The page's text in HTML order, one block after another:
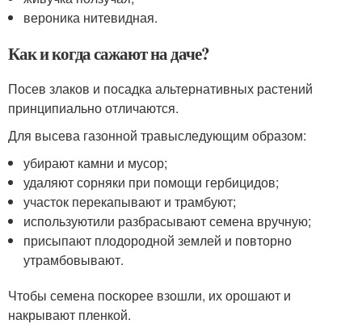
вероника нитевидная.
Как и когда сажают на даче?
Посев злаков и посадка альтернативных растений
принципиально отличаются.
Для высева газонной травыследующим образом:
убирают камни и мусор;
удаляют сорняки при помощи гербицидов;
участок перекапывают и трамбуют;
используютили разбрасывают семена вручную;
присыпают плодородной землей и повторно
утрамбовывают.
Чтобы семена поскорее взошли, их орошают и
накрывают пленкой.